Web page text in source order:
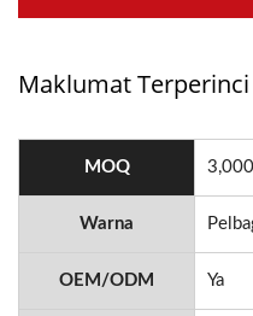
Maklumat
MOQ 3,000
Warna
OEM/ODM Ya